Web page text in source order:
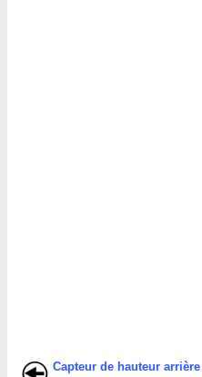
Capteur de hauteur arrière